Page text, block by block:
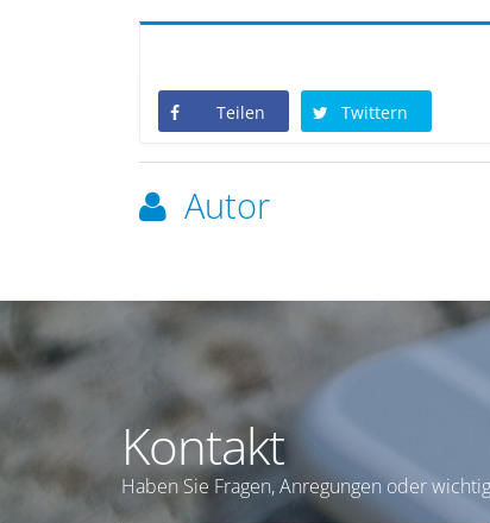
Teilen Twittern
Autor
Kontakt
Haben Sie Fragen, Anregungen oder